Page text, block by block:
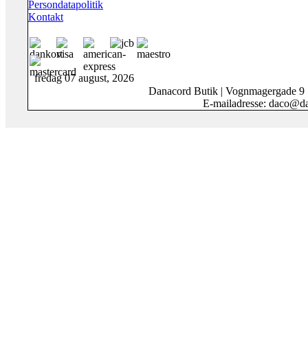
Persondatapolitik
Kontakt
fredag 07 august, 2026
Danacord Butik | Vognmagergade
E-mailadresse: